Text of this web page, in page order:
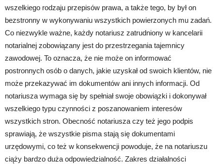
wszelkiego rodzaju przepisów prawa, a także tego, by był on
bezstronny w wykonywaniu wszystkich powierzonych mu zadań.
Co niezwykle ważne, każdy notariusz zatrudniony w kancelarii
notarialnej zobowiązany jest do przestrzegania tajemnicy
zawodowej. To oznacza, że nie może on informować
postronnych osób o danych, jakie uzyskał od swoich klientów, nie
może przekazywać im dokumentów ani innych informacji. Od
notariusza wymaga się by spełniał swoje obowiązki i dokonywał
wszelkiego typu czynności z poszanowaniem interesów
wszystkich stron. Obecność notariusza czy też jego podpis
sprawiają, że wszystkie pisma stają się dokumentami
urzędowymi, co też w konsekwencji powoduje, że na notariuszu
ciąży bardzo duża odpowiedzialność. Zakres działalności